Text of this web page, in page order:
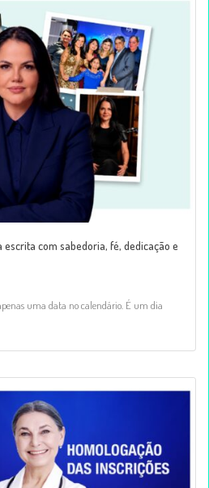
escrita com sabedoria, fé, dedicação e
uma data no calendário. É um dia